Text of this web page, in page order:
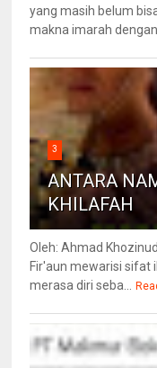
yang masih belum
makna imarah dengan
3
ANTARA
KHILAFAH
Oleh: Ahmad
Fir'aun mewarisi sifat
merasa diri seba...